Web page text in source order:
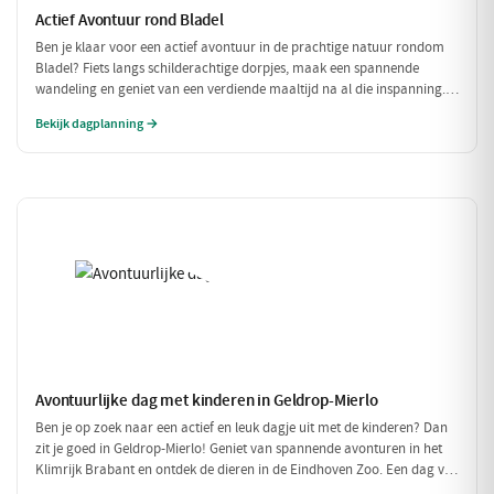
Actief Avontuur rond Bladel
Ben je klaar voor een actief avontuur in de prachtige natuur rondom
Bladel? Fiets langs schilderachtige dorpjes, maak een spannende
wandeling en geniet van een verdiende maaltijd na al die inspanning.
buiten zijn houdt!
Bekijk dagplanning →
Avontuurlijke dag met kinderen in Geldrop-Mierlo
Ben je op zoek naar een actief en leuk dagje uit met de kinderen? Dan
zit je goed in Geldrop-Mierlo! Geniet van spannende avonturen in het
Klimrijk Brabant en ontdek de dieren in de Eindhoven Zoo. Een dag vol